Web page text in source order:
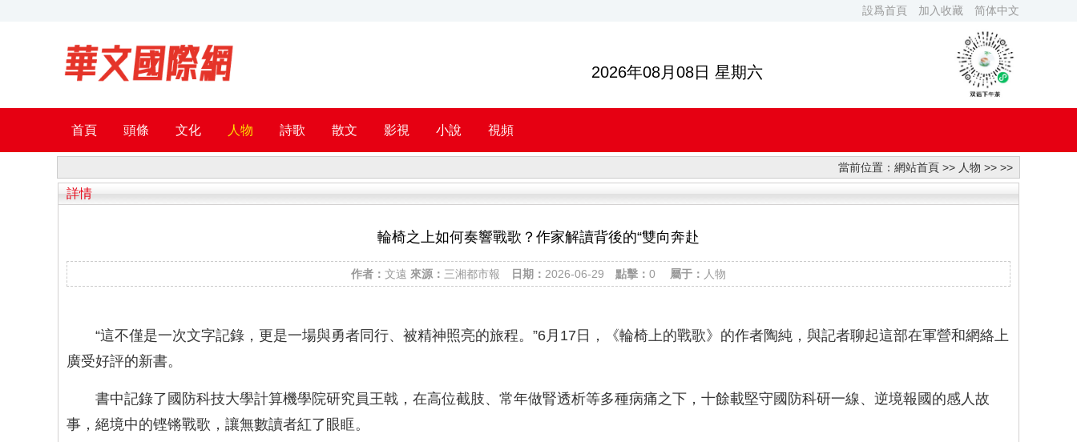
設爲首頁 加入收藏 简体中文
2026年08月08日 星期六
首頁 頭條 文化 人物 詩歌 散文 影視 小說 視頻
當前位置： 網站首頁 >> 人物 >> >>
詳情
輪椅之上如何奏響戰歌？作家解讀背後的“雙向奔赴
作者： 文遠 來源： 三湘都市報 日期： 2026-06-29 點擊： 0 屬于： 人物
“這不僅是一次文字記錄，更是一場與勇者同行、被精神照亮的旅程。”6月17日，《輪椅上的戰歌》的作者陶純，與記者聊起這部在軍營和網絡上
廣受好評的新書。
書中記錄了國防科技大學計算機學院研究員王戟，在高位截肢、常年做腎透析等多種病痛之下，十餘載堅守國防科研一線、逆境報國的感人故
事，絕境中的铿锵戰歌，讓無數讀者紅了眼眶。